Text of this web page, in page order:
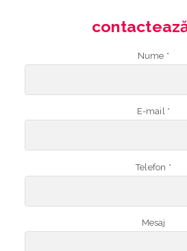
Nume *
E-mail *
Telefon *
Mesaj